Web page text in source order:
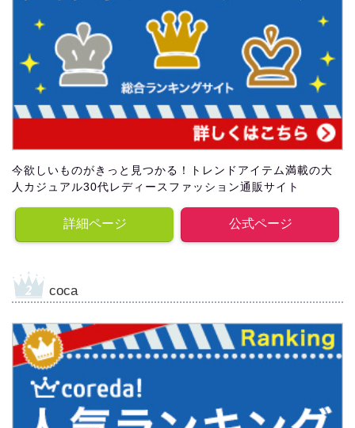
今欲しいものがきっと見つかる！トレンドアイテム満載の大
人カジュアル30代レディースファッション通販サイト
詳細ページ 公式ページ
coca